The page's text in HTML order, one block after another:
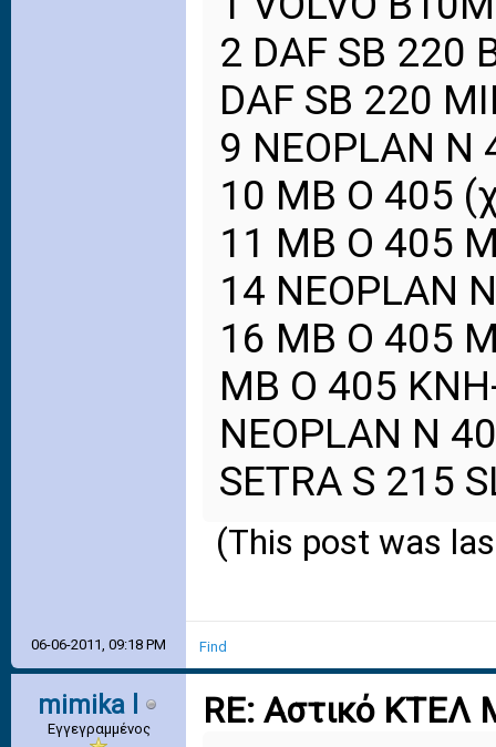
2 DAF SB
DAF SB 220
9 NEOPLAN
10 ΜΒ Ο 405
11 ΜΒ Ο 405
14 NEOPLAN
16 ΜΒ Ο 405
ΜΒ Ο 405
NEOPLAN N
SETRA S 215
(This post was
06-06-2011, 09:18 PM Find
mimika l
Εγγεγραμμένος RE: Αστικό ΚΤΕΛ